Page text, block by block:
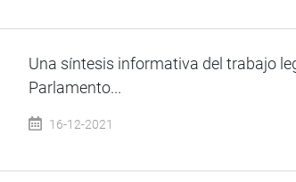
Una síntesis informativa del trabajo
Parlamento...
16-12-2021